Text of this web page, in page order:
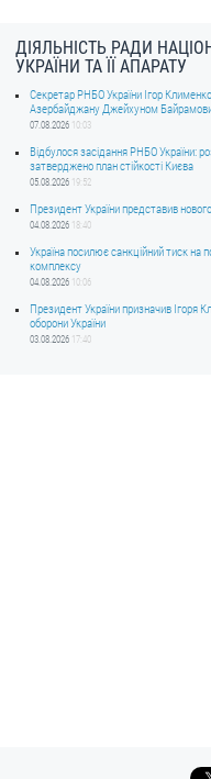
Публічні закупівлі
Внутрішній аудит
ДЕРЖАВНИЙ РЕЄСТР САНКЦІЙ
ДІЯЛЬНІСТЬ РАДИ
УКРАЇНИ ТА ЇЇ АПАРАТУ
Секретар РНБО України Ігор
Азербайджану Джейхуном
07.08.2026 10:03
Відбулося засідання РНБО України:
затверджено план стійкості Києва
05.08.2026 19:52
Президент України представив
04.08.2026 18:40
Україна посилює санкційний тиск на
комплексу
04.08.2026 10:06
Президент України призначив Ігоря
оборони України
03.08.2026 17:40